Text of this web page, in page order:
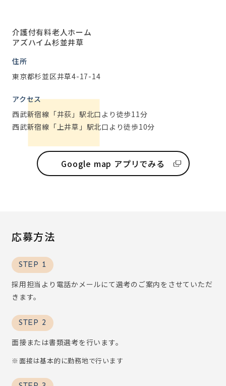
介護付有料老人ホーム
アズハイム杉並井草
住所
東京都杉並区井草4-17-14
アクセス
西武新宿線「井荻」駅北口より徒歩11分
西武新宿線「上井草」駅北口より徒歩10分
Google map アプリでみる
応募方法
STEP 1
採用担当より電話かメールにて選考のご案内をさせていただ
きます。
STEP 2
面接または書類選考を行います。
面接は基本的に勤務地で行います